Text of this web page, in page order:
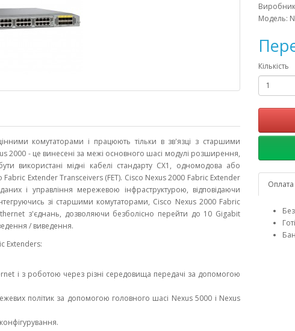
комутаторами і працюють тільки в зв'язці з старшими
2000 - це винесені за межі основного шасі модулі розширення,
використані мідні кабелі стандарту CX1, одномодова або
Extender Transceivers (FET). Cisco Nexus 2000 Fabric Extender
і управління мережевою інфраструктурою, відповідаючи
зі старшими комутаторами, Cisco Nexus 2000 Fabric
з'єднань, дозволяючи безболісно перейти до 10 Gigabit
/ виведення.
Extenders:
і з роботою через різні середовища передачі за допомогою
політик за допомогою головного шасі Nexus 5000 і Nexus
Модель:
Кількість
Оплата